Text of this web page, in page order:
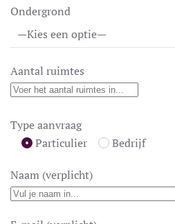
Ondergrond
Aantal ruimtes
Type aanvraag
Particulier
Bedrijf
Naam (verplicht)